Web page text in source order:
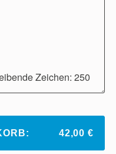
Zeichen: 250
42,00 €